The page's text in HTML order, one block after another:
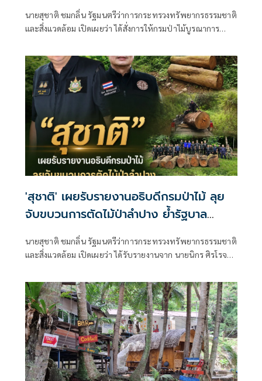
กว่า 4 ไร่ ฟันคดีถึงที่สุด
นายสุชาติ ชมกลิ่น รัฐมนตรีว่าการกระทรวงทรัพยากรธรรมชาติ
และสิ่งแวดล้อม เปิดเผยว่า ได้สั่งการให้กรมป่าไม้บูรณาการ
อาณาจักร (กอ.รมน.) และหน่วยงานที่เกี่ยวข้อง
'สุชาติ' เผยรับรายงานอธิบดีกรมป่าไม้ ลุย
จับขบวนการตัดไม้ป่าลำปาง ย้ำรัฐบาล
'อนุทิน' เดินหน้าปราบบุกรุกป่า-ทำลาย
ทรัพยากรอย่างเด็ดขาด
นายสุชาติ ชมกลิ่น รัฐมนตรีว่าการกระทรวงทรัพยากรธรรมชาติ
และสิ่งแวดล้อม เปิดเผยว่า ได้รับรายงานจาก นายนิกร ศิรโรจนา
ลักลอบตัดไม้ทำลายป่าในพื้นที่จังหวัดลำปาง